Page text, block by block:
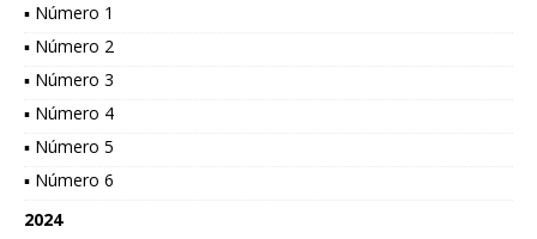
▪ Número 1
▪ Número 2
▪ Número 3
▪ Número 4
▪ Número 5
▪ Número 6
2024